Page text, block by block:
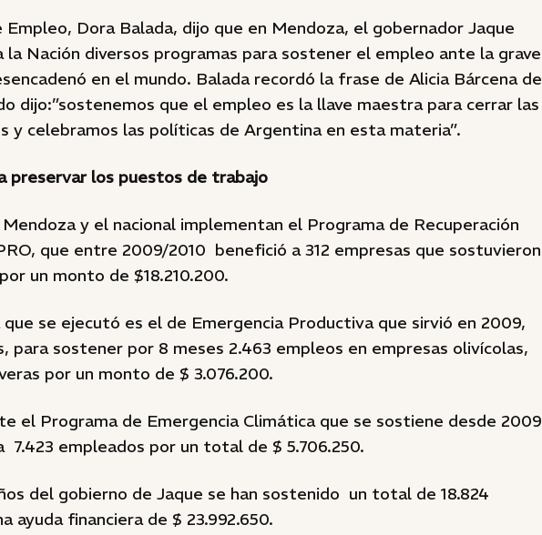
Dora Balada, dijo que en Mendoza, el gobernador Jaque
Nación diversos programas para sostener el empleo ante la grave
en el mundo. Balada recordó la frase de Alicia Bárcena de
dijo:”sostenemos que el empleo es la llave maestra para cerrar las
y celebramos las políticas de Argentina en esta materia”.
preservar los puestos de trabajo
y el nacional implementan el Programa de Recuperación
que entre 2009/2010 benefició a 312 empresas que sostuvieron
un monto de $18.210.200.
se ejecutó es el de Emergencia Productiva que sirvió en 2009,
para sostener por 8 meses 2.463 empleos en empresas olivícolas,
por un monto de $ 3.076.200.
el Programa de Emergencia Climática que se sostiene desde 2009
7.423 empleados por un total de $ 5.706.250.
del gobierno de Jaque se han sostenido un total de 18.824
ayuda financiera de $ 23.992.650.